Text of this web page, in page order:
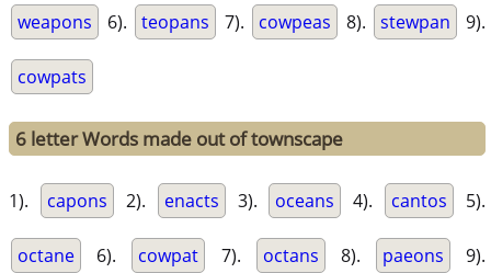
weapons 6). teopans 7). cowpeas 8). stewpan 9).
cowpats
6 letter Words made out of townscape
1). capons 2). enacts 3). oceans 4). cantos 5).
octane 6). cowpat 7). octans 8). paeons 9).